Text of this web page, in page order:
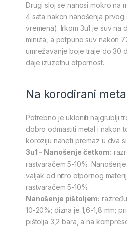
Drugi sloj se nanosi mokro na
4 sata nakon nanošenja prvog
vremena). Irkom 3u1 je suv na
minuta, a potpuno suv nakon
umrežavanje boje traje do 30
daje izuzetnu otpornost.
Na korodirani
Potrebno je ukloniti najgrublji
dobro odmastiti metal i nakon
koroziju naneti premaz u dva
3u1 – Nanošenje četkom:
rastvaračem 5-10%.
valjak od nitro otpornog
rastvaračem 5-10%.
Nanošenje pištoljem:
10-20%; dizna je 1,6-1,8 mm;
pištolja 3,2 bara, a na